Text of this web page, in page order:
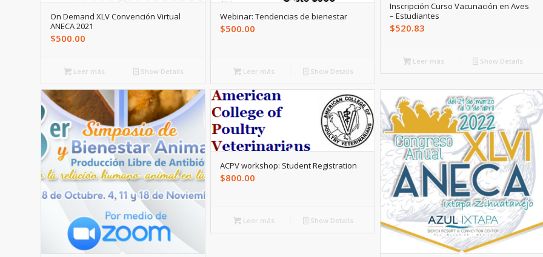
On Demand XLV Convención Virtual
ANECA 2021
$500.00
Leer más Show Details
Webinar: Tendencias de bienestar
$500.00
Leer más Show Details
Inscripción Curso Vacunación en Aves
– Estudiantes
$520.83
Leer más Show Details
ACPV workshop: Student Registration
$800.00
Leer más Show Details